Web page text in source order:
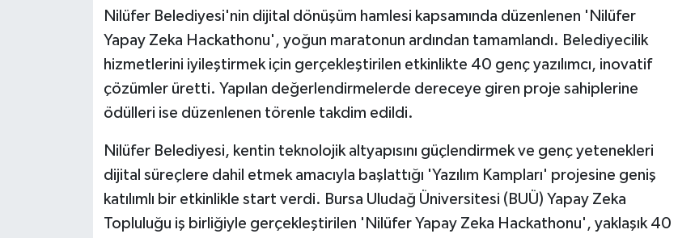
Nilüfer Belediyesi'nin dijital dönüşüm hamlesi kapsamında düzenlenen 'Nilüfer
Yapay Zeka Hackathonu', yoğun maratonun ardından tamamlandı. Belediyecilik
hizmetlerini iyileştirmek için gerçekleştirilen etkinlikte 40 genç yazılımcı, inovatif
çözümler üretti. Yapılan değerlendirmelerde dereceye giren proje sahiplerine
ödülleri ise düzenlenen törenle takdim edildi.
Nilüfer Belediyesi, kentin teknolojik altyapısını güçlendirmek ve genç yetenekleri
dijital süreçlere dahil etmek amacıyla başlattığı 'Yazılım Kampları' projesine geniş
katılımlı bir etkinlikle start verdi. Bursa Uludağ Üniversitesi (BUÜ) Yapay Zeka
Topluluğu iş birliğiyle gerçekleştirilen 'Nilüfer Yapay Zeka Hackathonu', yaklaşık 40
Teknoloji
Vefat Haberleri